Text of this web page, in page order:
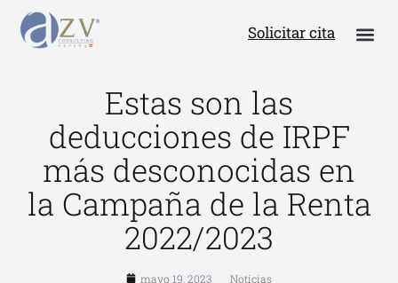
Solicitar cita
Estas son las
deducciones de IRPF
más desconocidas en
la Campaña de la Renta
2022/2023
mayo 19, 2023 Noticias